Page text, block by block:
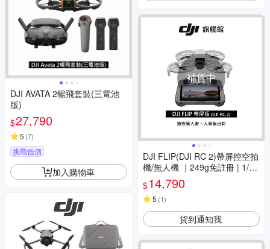
DJI AVATA 2暢飛套裝(三電池
版)
$27,790
5 (7)
挑戰低價
加入購物車
補貨中
DJI FLIP(DJI RC 2)帶屏控空拍
機/無人機 ｜249g免註冊 | 1/1.
3英吋鏡頭｜脫控飛行多元玩法
| 全包可折疊槳保設計
$14,790
5 (1)
貨到通知我